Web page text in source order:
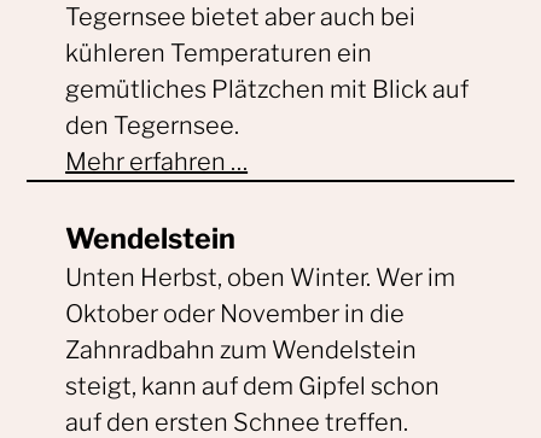
Tegernsee bietet aber auch bei
kühleren Temperaturen ein
gemütliches Plätzchen mit Blick auf
den Tegernsee.
Mehr erfahren …
Wendelstein
Unten Herbst, oben Winter. Wer im
Oktober oder November in die
Zahnradbahn zum Wendelstein
steigt, kann auf dem Gipfel schon
auf den ersten Schnee treffen.